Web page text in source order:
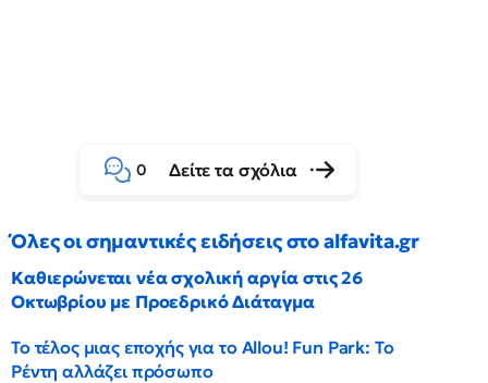
0 Δείτε τα σχόλια
Όλες οι σημαντικές ειδήσεις στο alfavita.gr
Καθιερώνεται νέα σχολική αργία στις 26
Οκτωβρίου με Προεδρικό Διάταγμα
Το τέλος μιας εποχής για το Allou! Fun Park: Το
Ρέντη αλλάζει πρόσωπο